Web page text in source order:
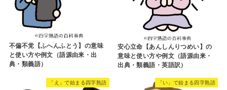
不偏不党【ふへんふとう】の意味
と使い方や例文（語源由来・出
典・類義語）
安心立命【あんしんりつめい】の
意味と使い方や例文（語源由来・
出典・類義語・英語訳）
「え」で始まる四字熟語 「い」で始まる四字熟語